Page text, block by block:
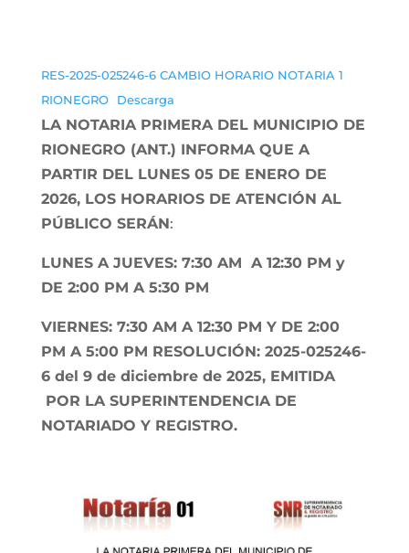
RES-2025-025246-6 CAMBIO HORARIO NOTARIA 1
RIONEGRO
Descarga
LA NOTARIA PRIMERA DEL MUNICIPIO DE
RIONEGRO (ANT.) INFORMA QUE A
PARTIR DEL LUNES 05 DE ENERO DE
2026, LOS HORARIOS DE ATENCIÓN AL
PÚBLICO SERÁN:
LUNES A JUEVES: 7:30 AM A 12:30 PM y
DE 2:00 PM A 5:30 PM
VIERNES: 7:30 AM A 12:30 PM Y DE 2:00
PM A 5:00 PM RESOLUCIÓN: 2025-025246-
6 del 9 de diciembre de 2025, EMITIDA
POR LA SUPERINTENDENCIA DE
NOTARIADO Y REGISTRO.